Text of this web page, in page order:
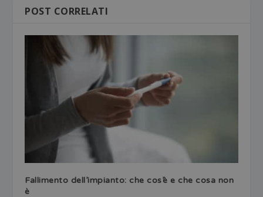
POST CORRELATI
Fallimento dell’impianto: che cos’è e che cosa non
è